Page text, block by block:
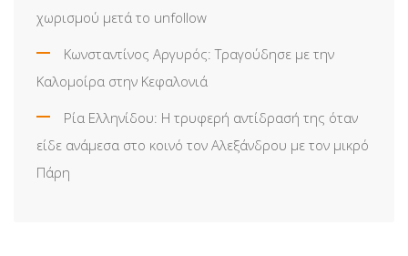
χωρισμού μετά το unfollow
Κωνσταντίνος Αργυρός: Τραγούδησε με την
Καλομοίρα στην Κεφαλονιά
Ρία Ελληνίδου: H τρυφερή αντίδρασή της όταν
είδε ανάμεσα στο κοινό τον Αλεξάνδρου με τον μικρό
Πάρη